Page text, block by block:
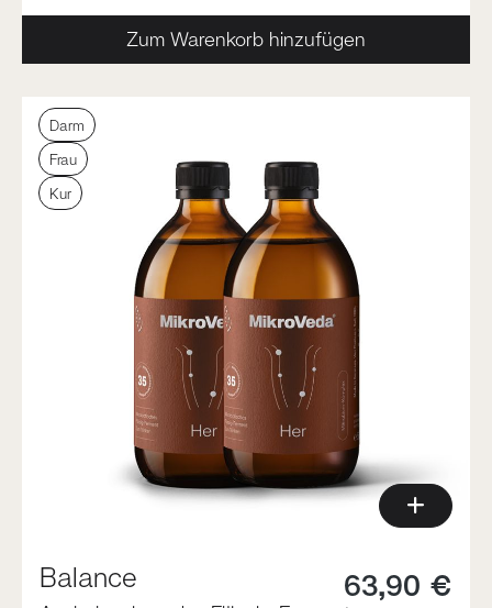
Zum Warenkorb hinzufügen
Darm
Frau
Kur
Balance 63,90 €